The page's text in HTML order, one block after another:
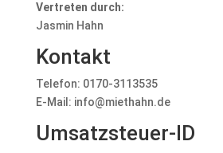
Vertreten durch:
Jasmin Hahn
Kontakt
Telefon: 0170-3113535
E-Mail: info@miethahn.de
Umsatzsteuer-ID